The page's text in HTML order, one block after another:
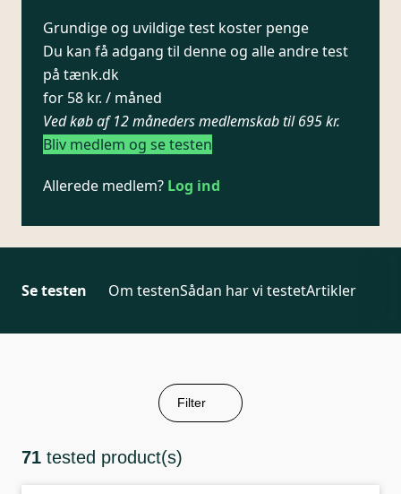
Grundige og uvildige test koster penge
Du kan få adgang til denne og alle andre test
på tænk.dk
for 58 kr. / måned
Ved køb af 12 måneders medlemskab til 695 kr.
Bliv medlem og se testen
Allerede medlem? Log ind
Se testen Om testenSådan har vi testetArtikler
Filter
71 tested product(s)